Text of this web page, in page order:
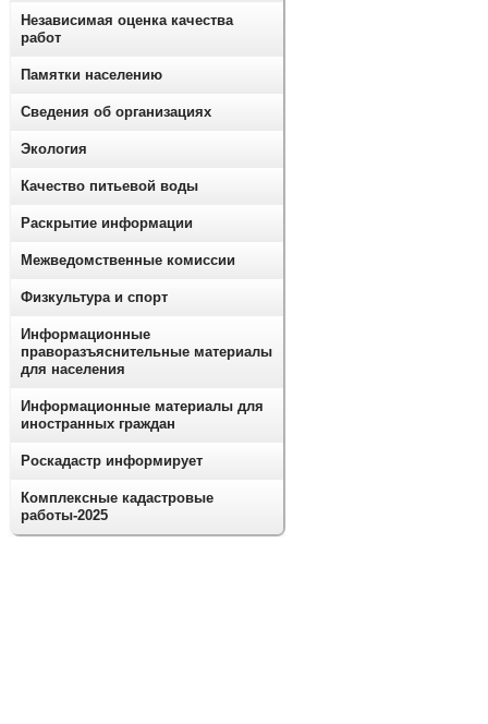
Независимая оценка качества
работ
Памятки населению
Сведения об организациях
Экология
Качество питьевой воды
Раскрытие информации
Межведомственные комиссии
Физкультура и спорт
Информационные
праворазъяснительные материалы
для населения
Информационные материалы для
иностранных граждан
Роскадастр информирует
Комплексные кадастровые
работы-2025